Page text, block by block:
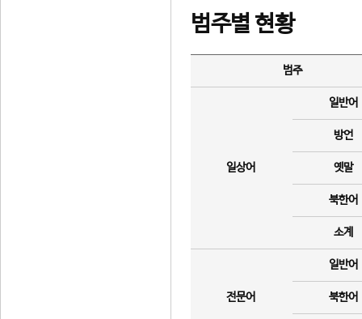
범주별 현황
범주
일상어
일반어
방언
옛말
북한어
소계
전문어
일반어
북한어